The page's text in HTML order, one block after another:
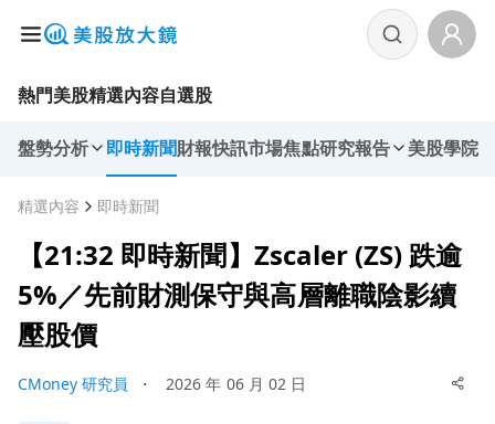
熱門美股精選內容自選股
盤勢分析 即時新聞財報快訊市場焦點研究報告 美股學院
精選內容 即時新聞
【21:32 即時新聞】Zscaler (ZS) 跌逾
5%／先前財測保守與高層離職陰影續
壓股價
CMoney 研究員 ・ 2026 年 06 月 02 日